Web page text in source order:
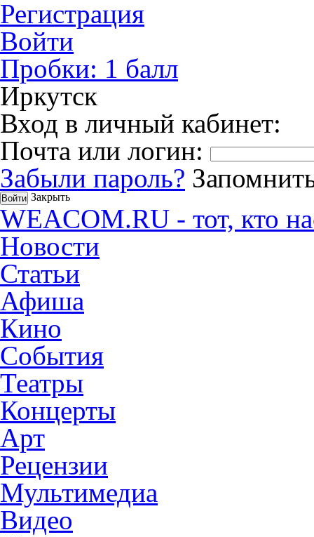
Регистрация
Войти
Пробки: 1 балл
Иркутск
Вход в личный кабинет:
Почта или логин:
Забыли пароль?
Закрыть
WEACOM.RU - тот, кто
Новости
Статьи
Афиша
Кино
События
Театры
Концерты
Арт
Рецензии
Мультимедиа
Видео